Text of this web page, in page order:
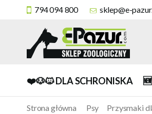
794 094 800 sklep@e-
❤️🐶🐱 DLA SCHRONISKA
Strona główna Psy Przysmaki